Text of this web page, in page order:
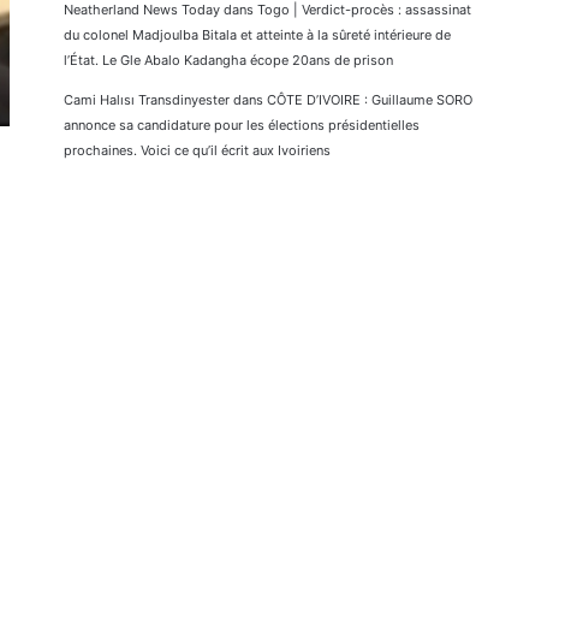
Neatherland News Today dans Togo | Verdict-procès : assassinat
du colonel Madjoulba Bitala et atteinte à la sûreté intérieure de
l’État. Le Gle Abalo Kadangha écope 20ans de prison
Cami Halısı Transdinyester dans CÔTE D’IVOIRE : Guillaume SORO
annonce sa candidature pour les élections présidentielles
prochaines. Voici ce qu’il écrit aux Ivoiriens